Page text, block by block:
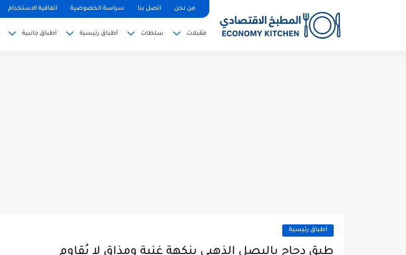
من نحن اتصل بنا سياسة الخصوصية اتفاقية الاستخدام
مقبلات سلطات أطباق رئيسية أطباق جانبية
أطباق رئيسية
طبق دجاج بالبصل الذهبي بنكهة غنية ومذاق لا يُقاوم